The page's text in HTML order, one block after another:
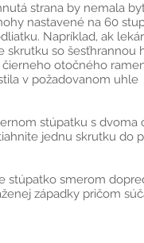
strana by nemala
nastavené na 60
Napríklad, ak
skrutku so šesťhrannou
otočného
v požadovanom uhle
stúpatku s dvoma
jednu skrutku do
stúpatko smerom
západky pričom